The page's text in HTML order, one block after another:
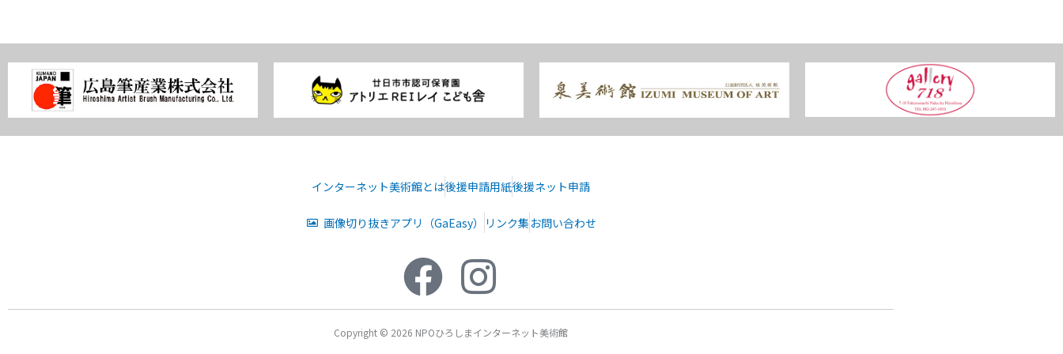
インターネット美術館とは後援申請用紙後援ネット申請
画像切り抜きアプリ（GaEasy） リンク集 お問い合わせ
Copyright © 2026 NPOひろしまインターネット美術館